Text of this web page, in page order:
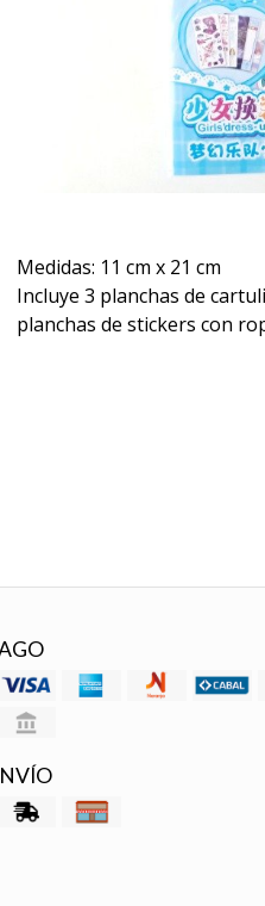
Medidas: 11 cm x 21 cm
Incluye 3 planchas de
planchas de stickers con